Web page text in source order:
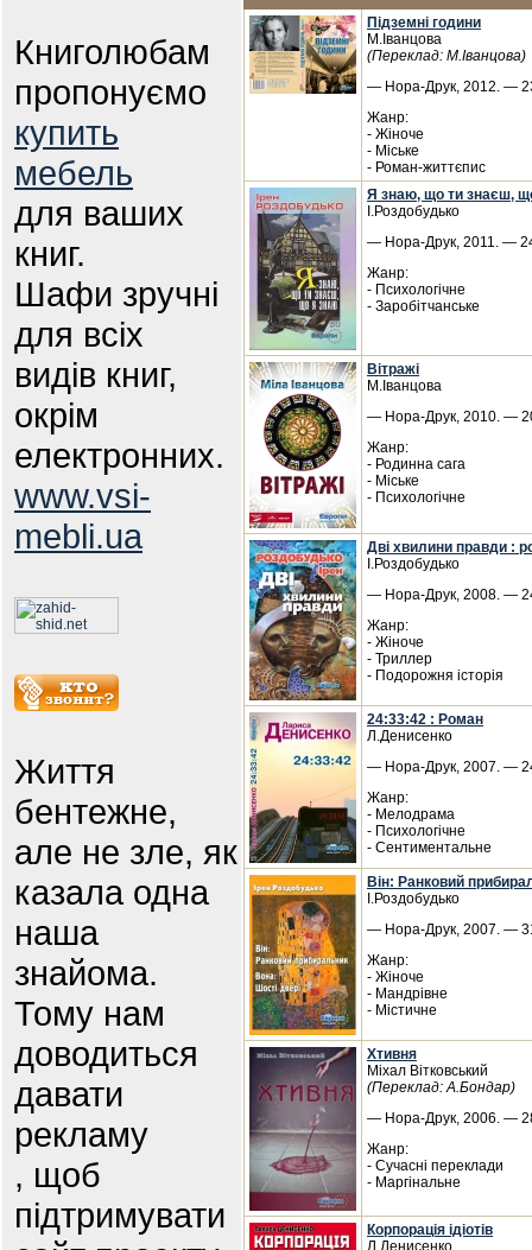
Книголюбам
пропонуємо
купить
мебель
для ваших
книг.
Шафи зручні
для всіх
видів книг,
окрім
електронних.
www.vsi-
mebli.ua
Життя
бентежне,
але не зле, як
казала одна
наша
знайома.
Тому нам
доводиться
давати
рекламу
, щоб
підтримувати
Підземні години
М.Іванцова
(Переклад: М.Іванцова)
— Нора-Друк, 2012. —
Жанр:
- Жіноче
- Міське
- Роман-життєпис
Я знаю, що ти знаєш,
І.Роздобудько
— Нора-Друк, 2011. —
Жанр:
- Психологічне
- Заробітчанське
Вітражі
М.Іванцова
— Нора-Друк, 2010. —
Жанр:
- Родинна сага
- Міське
- Психологічне
Дві хвилини правди :
І.Роздобудько
— Нора-Друк, 2008. —
Жанр:
- Жіноче
- Триллер
- Подорожня історія
24:33:42 : Роман
Л.Денисенко
— Нора-Друк, 2007. —
Жанр:
- Мелодрама
- Психологічне
- Сентиментальне
Він: Ранковий
І.Роздобудько
— Нора-Друк, 2007. —
Жанр:
- Жіноче
- Мандрівне
- Містичне
Хтивня
Міхал Вітковський
(Переклад: А.Бондар)
— Нора-Друк, 2006. —
Жанр:
- Сучасні переклади
- Маргінальне
Корпорація ідіотів
Л.Денисенко